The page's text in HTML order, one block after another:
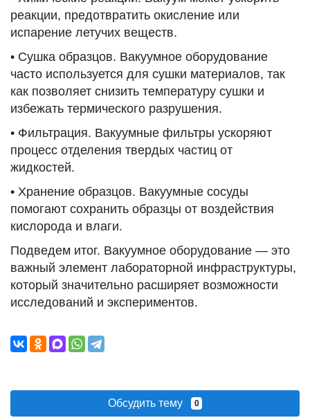
реакции, предотвратить окисление или
испарение летучих веществ.
• Сушка образцов. Вакуумное оборудование
часто используется для сушки материалов, так
как позволяет снизить температуру сушки и
избежать термического разрушения.
• Фильтрация. Вакуумные фильтры ускоряют
процесс отделения твердых частиц от
жидкостей.
• Хранение образцов. Вакуумные сосуды
помогают сохранить образцы от воздействия
кислорода и влаги.
Подведем итог. Вакуумное оборудование — это
важный элемент лабораторной инфраструктуры,
который значительно расширяет возможности
исследований и экспериментов.
Обсудить тему 0